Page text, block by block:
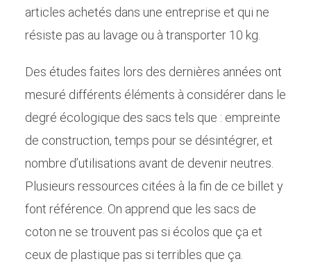
articles achetés dans une entreprise et qui ne
résiste pas au lavage ou à transporter 10 kg.
Des études faites lors des dernières années ont
mesuré différents éléments à considérer dans le
degré écologique des sacs tels que : empreinte
de construction, temps pour se désintégrer, et
nombre d’utilisations avant de devenir neutres.
Plusieurs ressources citées à la fin de ce billet y
font référence. On apprend que les sacs de
coton ne se trouvent pas si écolos que ça et
ceux de plastique pas si terribles que ça.